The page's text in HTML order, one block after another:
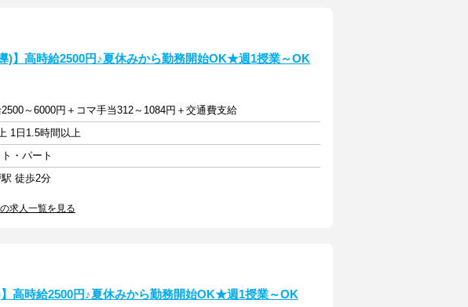
)】高時給2500円♪夏休みから勤務開始OK★週1授業～OK
～6000円＋コマ手当312～1084円＋交通費支給
1日1.5時間以上
・パート
徒歩2分
求人一覧を見る
】高時給2500円♪夏休みから勤務開始OK★週1授業～OK